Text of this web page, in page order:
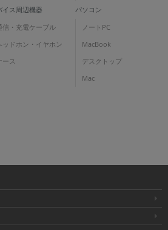
イス周辺機器
信・充電ケーブル
ッドホン・イヤホン
ース
パソコン
ノートPC
MacBook
デスクトップ
Mac